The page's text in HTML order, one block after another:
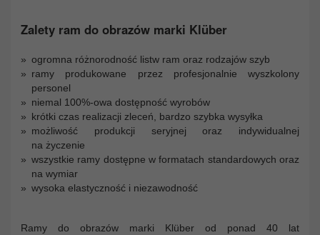
Zalety ram do obrazów marki Klüber
ogromna różnorodność listw ram oraz rodzajów szyb
ramy produkowane przez profesjonalnie wyszkolony
personel
niemal 100%-owa dostępność wyrobów
krótki czas realizacji zleceń, bardzo szybka wysyłka
możliwość produkcji seryjnej oraz indywidualnej
na życzenie
wszystkie ramy dostępne w formatach standardowych oraz
na wymiar
wysoka elastyczność i niezawodność
Ramy do obrazów marki Klüber od ponad 40 lat